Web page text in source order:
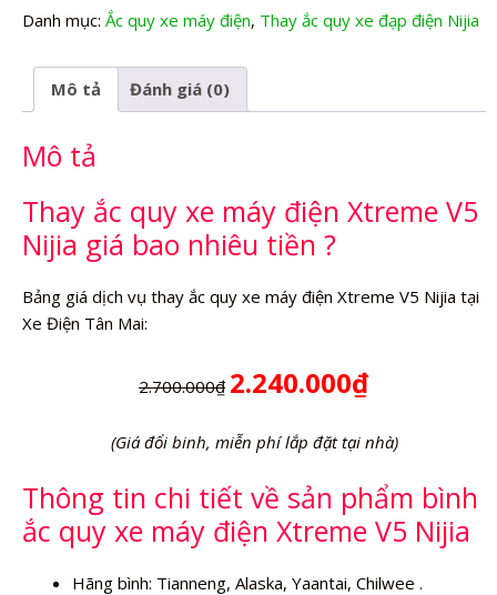
xe
điện
Xtreme
Nijia
lượng
Danh mục: Ắc quy xe máy điện, Thay ắc quy xe đạp điện Nijia
Mô tả Đánh giá (0)
Mô tả
Thay ắc quy xe máy điện Xtreme V5
Nijia giá bao nhiêu tiền ?
Bảng giá dịch vụ thay ắc quy xe máy điện Xtreme V5 Nijia tại
Xe Điện Tân Mai:
2.700.000₫ 2.240.000₫
(Giá đổi binh, miễn phí lắp đặt tại nhà)
Thông tin chi tiết về sản phẩm bình
ắc quy xe máy điện Xtreme V5 Nijia
Hãng bình: Tianneng, Alaska, Yaantai, Chilwee .